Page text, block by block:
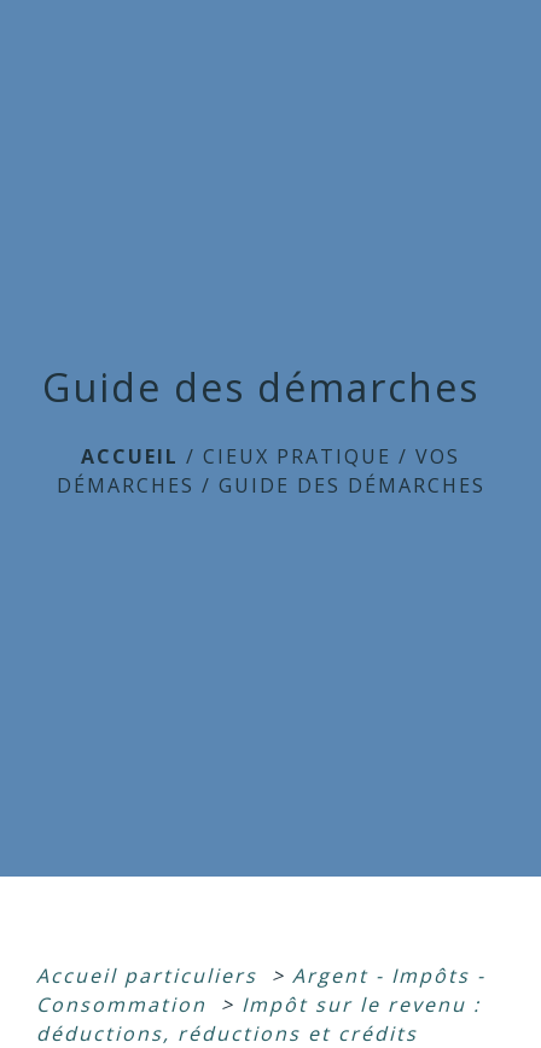
Guide des démarches
ACCUEIL / CIEUX PRATIQUE / VOS
DÉMARCHES / GUIDE DES DÉMARCHES
Accueil particuliers > Argent - Impôts -
Consommation
> Impôt sur le revenu :
déductions, réductions et crédits